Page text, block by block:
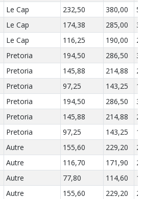
Le Cap 232,50 380,00
Le Cap 174,38 285,00
Le Cap 116,25 190,00
Pretoria 194,50 286,50
Pretoria 145,88 214,88
Pretoria 97,25 143,25
Pretoria 194,50 286,50
Pretoria 145,88 214,88
Pretoria 97,25 143,25
Autre 155,60 229,20
Autre 116,70 171,90
Autre 77,80 114,60
Autre 155,60 229,20